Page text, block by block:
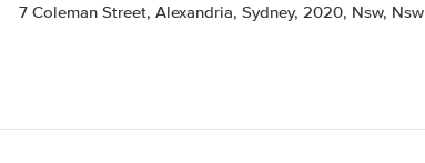
7 Coleman Street, Alexandria, Sydney, 2020, Nsw, Nsw